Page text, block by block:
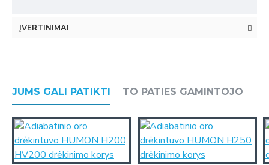
ĮVERTINIMAI
JUMS GALI PATIKTI TO PATIES GAMINTOJO